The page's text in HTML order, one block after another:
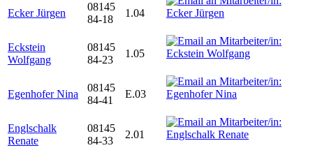
Ecker Jürgen
08145
84-18
1.04
Eckstein
Wolfgang
08145
84-23
1.05
Egenhofer Nina
08145
84-41
E.03
Englschalk
Renate
08145
84-33
2.01